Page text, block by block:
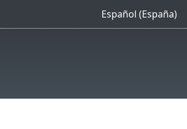
Español (España)